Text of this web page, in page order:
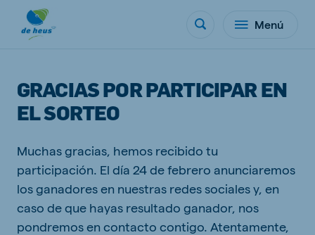
Menú
GRACIAS POR PARTICIPAR EN
EL SORTEO
Muchas gracias, hemos recibido tu
participación. El día 24 de febrero anunciaremos
los ganadores en nuestras redes sociales y, en
caso de que hayas resultado ganador, nos
pondremos en contacto contigo. Atentamente,